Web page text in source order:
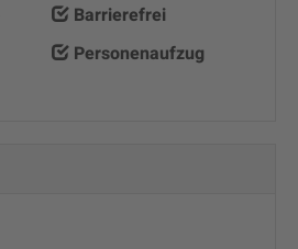
Barrierefrei
Personenaufzug